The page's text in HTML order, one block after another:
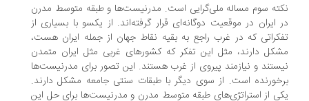
سوم مساله ملی‌گرایی است. مدرنیست‌ها و طبقه متوسط مدرن
ایران در موقعیت دوگانه‌ای قرار گرفته‌اند. از یکسو با بسیاری از
که در غرب راجع به بقیه نقاط جهان از جمله ایران هست،
دارند، مثل این تفکر که کشورهای غربی مثل ایران متمدن
و نیازمند پیروی از غرب هستند. این تصور برای مدرنیست‌ها
است. از سوی دیگر با طبقات سنتی جامعه مشکل دارند.
از استراتژی‌های طبقه متوسط مدرن و مدرنیست‌ها برای حل این